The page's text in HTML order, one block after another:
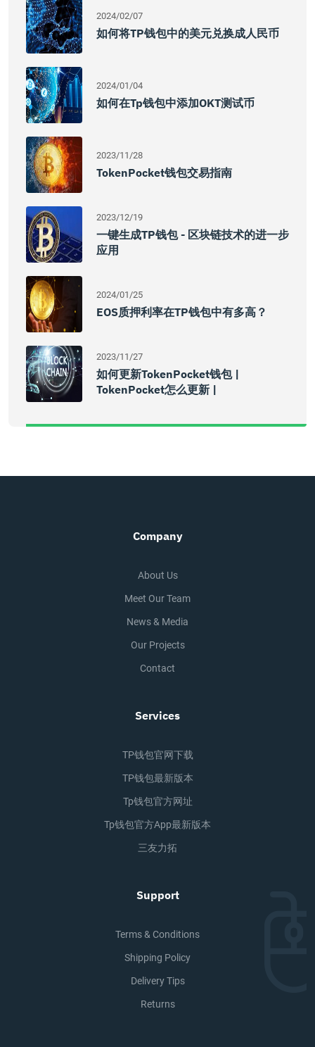
2024/02/07
如何将TP钱包中的美元兑换成人民币
2024/01/04
如何在tp钱包中添加OKT测试币
2023/11/28
TokenPocket钱包交易指南
2023/12/19
一键生成TP钱包 - 区块链技术的进一步
应用
2024/01/25
EOS质押利率在TP钱包中有多高？
2023/11/27
如何更新TokenPocket钱包 |
TokenPocket怎么更新 |
Company
About Us
Meet Our Team
News & Media
Our Projects
Contact
Services
TP钱包官网下载
TP钱包最新版本
Tp钱包官方网址
Tp钱包官方app最新版本
三友力拓
Support
Terms & Conditions
Shipping Policy
Delivery Tips
Returns